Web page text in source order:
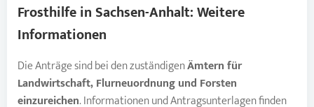
Frosthilfe in Sachsen-Anhalt: Weitere
Informationen
Die Anträge sind bei den zuständigenÄmtern für
Landwirtschaft, Flurneuordnung und Forsten
einzureichen. Informationen und Antragsunterlagen finden